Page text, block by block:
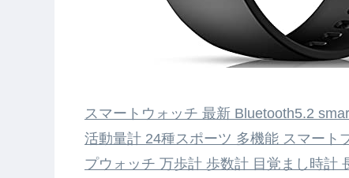
スマートウォッチ 最新 Bluetooth5.2
活動量計 24種スポーツ 多機能 スマート
プウォッチ 万歩計 歩数計 目覚まし時計